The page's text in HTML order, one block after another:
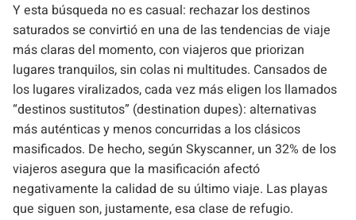
Y esta búsqueda no es casual: rechazar los destinos
saturados se convirtió en una de las tendencias de viaje
más claras del momento, con viajeros que priorizan
lugares tranquilos, sin colas ni multitudes. Cansados de
los lugares viralizados, cada vez más eligen los llamados
“destinos sustitutos” (destination dupes): alternativas
más auténticas y menos concurridas a los clásicos
masificados. De hecho, según Skyscanner, un 32% de los
viajeros asegura que la masificación afectó
negativamente la calidad de su último viaje. Las playas
que siguen son, justamente, esa clase de refugio.